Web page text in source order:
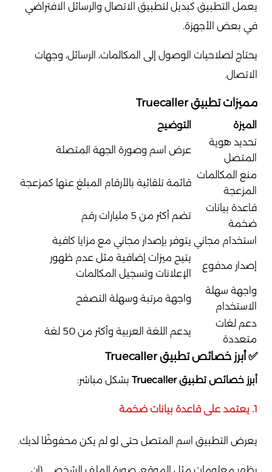
يعمل التطبيق كبديل لتطبيق الاتصال والرسائل الافتراضي
في بعض الأجهزة.
يحتاج لصلاحيات الوصول إلى المكالمات، الرسائل، وجهات
الاتصال.
مميزات تطبيق Truecaller
الميزة
التوضيح
تحديد هوية
المتصل
عرض اسم وصورة الجهة المتصلة
منع المكالمات
المزعجة
قائمة تلقائية بالأرقام المبلغ عنها كمزعجة
قاعدة بيانات
ضخمة
تضم أكثر من 5 مليارات رقم
استخدام مجاني يتوفر بإصدار مجاني مع مزايا كافية
إصدار مدفوع
يتيح ميزات إضافية مثل عدم ظهور
الإعلانات وتسجيل المكالمات
واجهة سهلة
الاستخدام
واجهة مرتبة وسهلة التصفح
دعم لغات
متعددة
يدعم اللغة العربية وأكثر من 50 لغة
✅أبرز خصائص تطبيق Truecaller
أبرز خصائص تطبيق Truecaller بشكل مباشر:
1. يعتمد على قاعدة بيانات ضخمة
يعرض التطبيق اسم المتصل حتى لو لم يكن محفوظًا لديك.